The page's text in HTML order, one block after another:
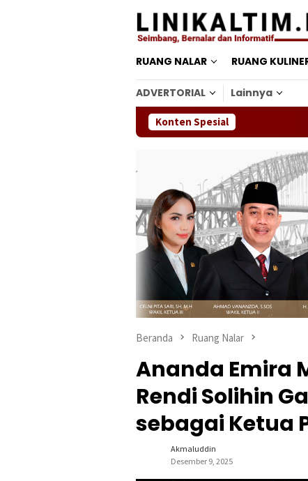
RUANG NALAR RUANG
ADVERTORIAL Lainnya
Konten Spesial
Beranda Ruang Nalar
Ananda Emira
Rendi Solihin
sebagai Ketua
Akmaluddin
Desember 9, 2025